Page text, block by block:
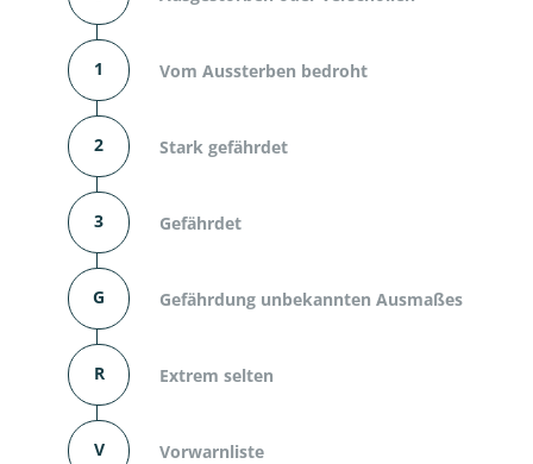
1 Vom Aussterben bedroht
2 Stark gefährdet
3 Gefährdet
G Gefährdung unbekannten Ausmaßes
R Extrem selten
V Vorwarnliste